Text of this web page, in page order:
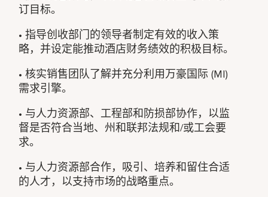
订目标。
• 指导创收部门的领导者制定有效的收入策
略，并设定能推动酒店财务绩效的积极目标。
• 核实销售团队了解并充分利用万豪国际 (MI)
需求引擎。
• 与人力资源部、工程部和防损部协作，以监
督是否符合当地、州和联邦法规和/或工会要
求。
• 与人力资源部合作，吸引、培养和留住合适
的人才，以支持市场的战略重点。